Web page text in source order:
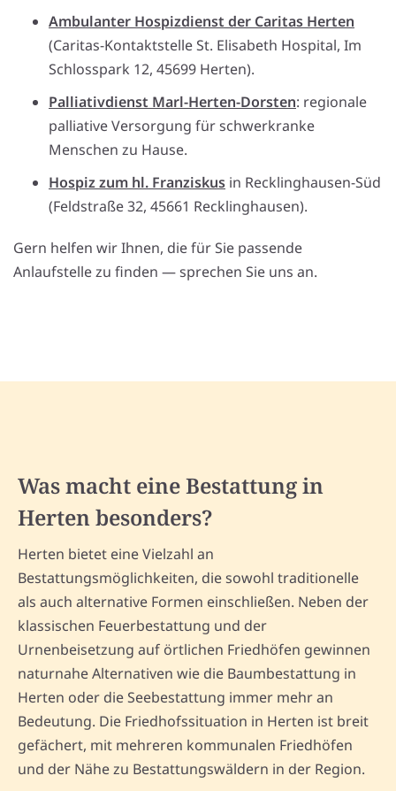
Ambulanter Hospizdienst der Caritas Herten
(Caritas-Kontaktstelle St. Elisabeth Hospital, Im
Schlosspark 12, 45699 Herten).
Palliativdienst Marl-Herten-Dorsten: regionale
palliative Versorgung für schwerkranke
Menschen zu Hause.
Hospiz zum hl. Franziskus in Recklinghausen-Süd
(Feldstraße 32, 45661 Recklinghausen).
Gern helfen wir Ihnen, die für Sie passende
Anlaufstelle zu finden — sprechen Sie uns an.
Was macht eine Bestattung in
Herten besonders?
Herten bietet eine Vielzahl an
Bestattungsmöglichkeiten, die sowohl traditionelle
als auch alternative Formen einschließen. Neben der
klassischen Feuerbestattung und der
Urnenbeisetzung auf örtlichen Friedhöfen gewinnen
naturnahe Alternativen wie die Baumbestattung in
Herten oder die Seebestattung immer mehr an
Bedeutung. Die Friedhofssituation in Herten ist breit
gefächert, mit mehreren kommunalen Friedhöfen
und der Nähe zu Bestattungswäldern in der Region.